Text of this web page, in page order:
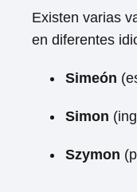
Existen varias
en diferentes
Simeón
Simon
Szymon